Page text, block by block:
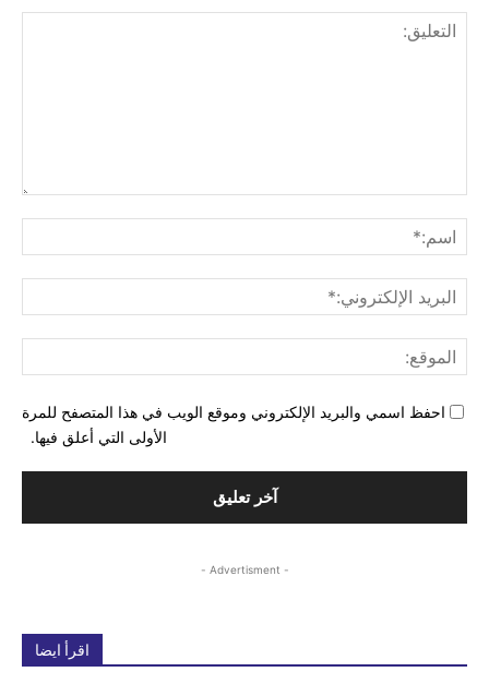
احفظ اسمي والبريد الإلكتروني وموقع الويب في هذا المتصفح للمرة
الأولى التي أعلق فيها.
- Advertisment -
اقرأ ايضا